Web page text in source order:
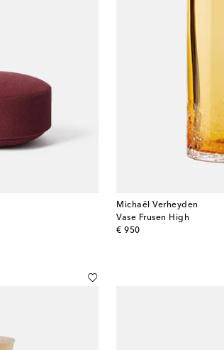
Michaël Verheyden
Vase Frusen High
€ 950
original price